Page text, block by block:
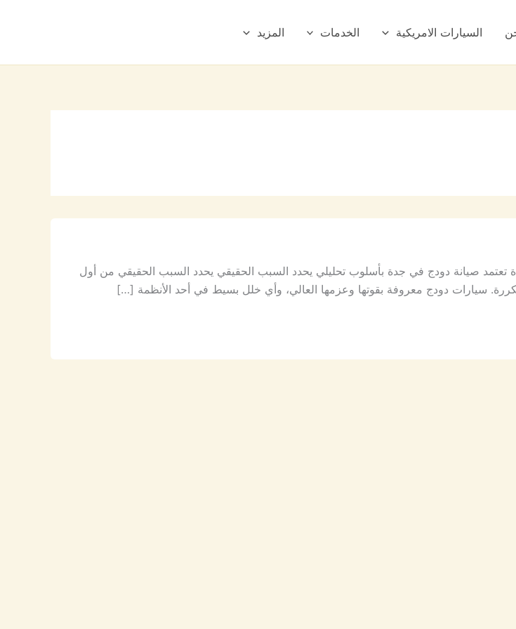
السيارات الامريكية الخدمات المزيد
صيانة دودج في جدة بأسلوب تحليلي يحدد السبب الحقيقي يحدد السبب الحقيقي من أول
سيارات دودج معروفة بقوتها وعزمها العالي، وأي خلل بسيط في أحد الأنظمة […]